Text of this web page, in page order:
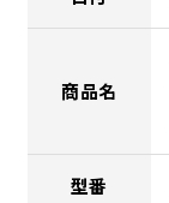
商品名
型番